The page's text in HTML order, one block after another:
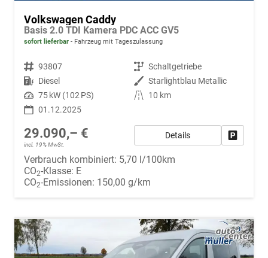
Volkswagen Caddy
Basis 2.0 TDI Kamera PDC ACC GV5
sofort lieferbar Fahrzeug mit Tageszulassung
Fahrzeugnr. 93807 Getriebe Schaltgetriebe
Kraftstoff Diesel Außenfarbe Starlightblau Metallic
Leistung 75 kW (102 PS) Kilometerstand
10 km
01.12.2025
29.090,– €
incl. 19% MwSt.
Details
Verbrauch kombiniert: 5,70 l/100km
CO2-Klasse: E
CO2-Emissionen: 150,00 g/km